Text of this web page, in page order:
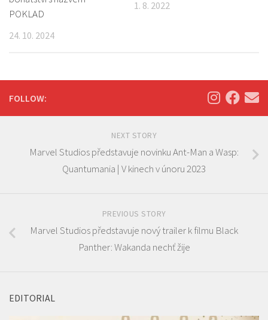
POKLAD
24. 10. 2024
1. 8. 2022
FOLLOW:
NEXT STORY
Marvel Studios představuje novinku Ant-Man a Wasp:
Quantumania | V kinech v únoru 2023
PREVIOUS STORY
Marvel Studios představuje nový trailer k filmu Black
Panther: Wakanda nechť žije
EDITORIAL